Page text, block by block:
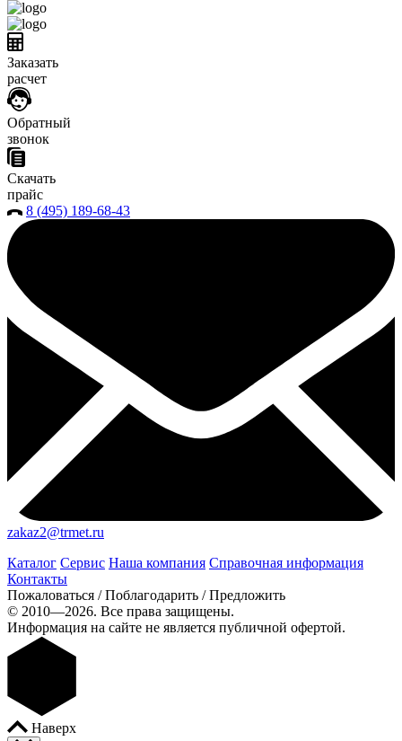
Заказать
расчет
Обратный
звонок
Скачать
прайс
8 (495) 189-68-43
zakaz2@trmet.ru
Каталог Сервис Наша компания Справочная информация
Контакты
Пожаловаться / Поблагодарить / Предложить
© 2010—2026. Все права защищены.
Информация на сайте не является публичной офертой.
Наверх